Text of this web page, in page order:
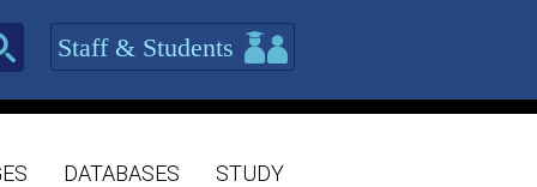
Staff & Students
DATABASES STUDY